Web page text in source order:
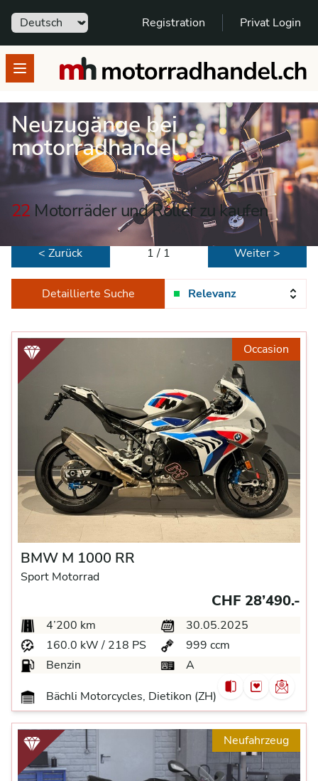
Sprache Registration Privat Login
Open menumotorradhandel.ch
Neuzugänge bei
motorradhandel
22 Motorräder und Roller zu kaufen
< Zurück 1 / 1 Weiter >
Detaillierte Suche Relevanz
Occasion
BMW M 1000 RR
Sport Motorrad
CHF 28’490.-
4’200 km
30.05.2025
160.0 kW / 218 PS
999 ccm
Benzin
A
Bächli Motorcycles, Dietikon (ZH)
Neufahrzeug